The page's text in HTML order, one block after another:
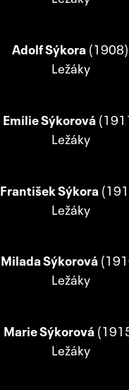
Adolf Sýkora(1908)
Ležáky
Emilie Sýkorová
Ležáky
František Sýkora
Ležáky
Milada Sýkorová
Ležáky
Marie Sýkorová
Ležáky